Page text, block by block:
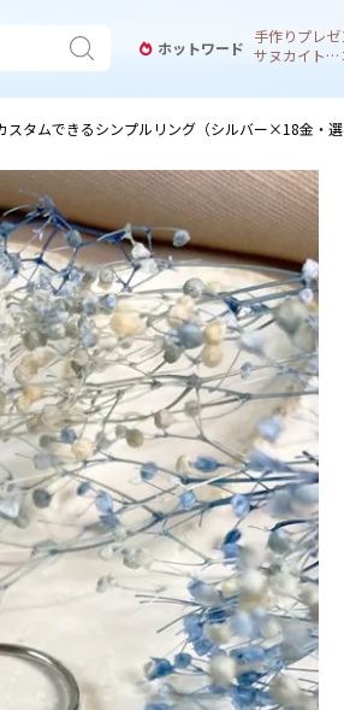
ホットワード
手作りプレ
サヌカイト 風鈴
スタムできるシンプルリング（シルバー×18金・選